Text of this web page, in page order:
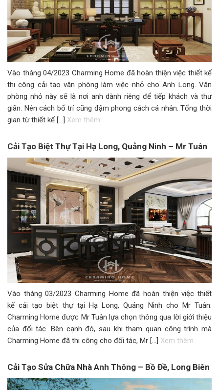
Vào tháng 04/2023 Charming Home đã hoàn thiện việc thiết kế
thi công cải tạo văn phòng làm việc nhỏ cho Anh Long. Văn
phòng nhỏ này sẽ là nơi anh dành riêng để tiếp khách và thư
giãn. Nên cách bố trí cũng đậm phong cách cá nhân. Tổng thời
gian từ thiết kế […] Xem thêm
Cải Tạo Biệt Thự Tại Hạ Long, Quảng Ninh – Mr Tuân
Vào tháng 03/2023 Charming Home đã hoàn thiện việc thiết
kế cải tạo biệt thự tại Hạ Long, Quảng Ninh cho Mr Tuân.
Charming Home được Mr Tuân lựa chọn thông qua lời giới thiệu
của đối tác. Bên cạnh đó, sau khi tham quan công trình mà
Charming Home đã thi công cho đối tác, Mr […] Xem thêm
Cải Tạo Sửa Chữa Nhà Anh Thông – Bồ Đề, Long Biên